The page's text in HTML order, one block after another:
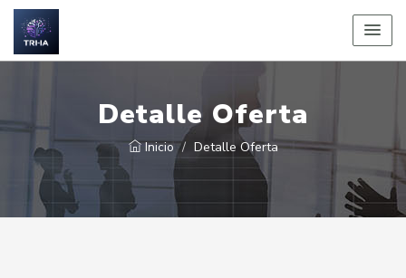
Detalle Oferta
Inicio Detalle Oferta